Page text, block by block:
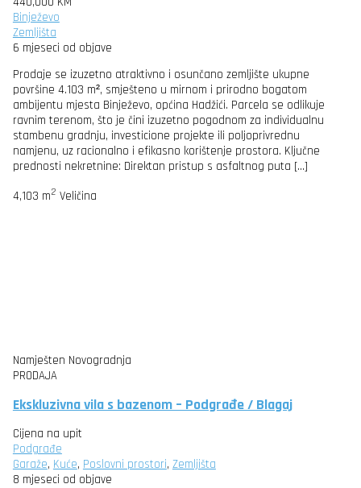
Binježevo
Zemljišta
6 mjeseci od objave
Prodaje se izuzetno atraktivno i osunčano zemljište ukupne
površine 4.103 m², smješteno u mirnom i prirodno bogatom
ambijentu mjesta Binježevo, općina Hadžići. Parcela se odlikuje
ravnim terenom, što je čini izuzetno pogodnom za individualnu
stambenu gradnju, investicione projekte ili poljoprivrednu
namjenu, uz racionalno i efikasno korištenje prostora. Ključne
prednosti nekretnine: Direktan pristup s asfaltnog puta […]
4,103 m2 Veličina
Namješten Novogradnja
PRODAJA
Ekskluzivna vila s bazenom – Podgrađe / Blagaj
Cijena na upit
Podgrađe
Garaže, Kuće, Poslovni prostori, Zemljišta
8 mjeseci od objave